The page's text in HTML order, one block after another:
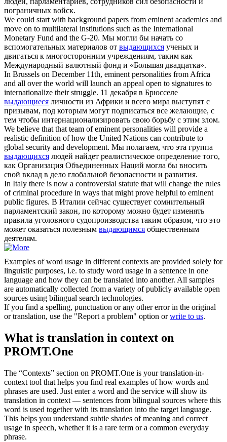
пограничных войск.
We could start with background papers from eminentacademics and
move on to multilateral institutions such as the International
Monetary Fund and the G-20. Мы могли бы начать со
вспомогательных материалов от выдающихся ученых и
двигаться к многосторонним учреждениям, таким как
Международный валютный фонд и «Большая двадцатка».
In Brussels on December 11th, eminentpersonalities from Africa
and all over the world will launch an appeal open to signatures to
internationalize their struggle. 11 декабря в Брюсселе
выдающиеся личности из Африки и всего мира выступят с
призывам, под которым могут подписаться все желающие, с
тем чтобы интернационализировать свою борьбу с этим злом.
We believe that that team ofeminentpersonalities will provide a
realistic definition of how the United Nations can contribute to
global security and development. Мы полагаем, что эта группа
выдающихся людей найдет реалистическое определение того,
как Организация Объединенных Наций могла бы вносить
свой вклад в дело глобальной безопасности и развития.
In Italy there is now a controversial statute that will change the rules
of criminal procedure in ways that might prove helpful to eminent
public figures. В Италии сейчас существует сомнительный
парламентский закон, по которому можно будет изменять
правила уголовного судопроизводства таким образом, что это
может оказаться полезным выдающимся общественным
деятелям.
Examples of word usage in different contexts are provided solely for
linguistic purposes, i.e. to study word usage in a sentence in one
language and how they can be translated into another. All samples
are automatically collected from a variety of publicly available open
sources using bilingual search technologies.
If you find a spelling, punctuation or any other error in the original
or translation, use the "Report a problem" option orwrite to us.
What is translation in context on
PROMT.One
The “Contexts” section on PROMT.One is your translation-in-
context tool that helps you find real examples of how words and
phrases are used. Just enter a word and the service will show its
translation in context — sentences from bilingual sources where this
word is used together with its translation into the target language.
This helps you understand subtle shades of meaning and correct
usage in speech, whether it is a rare term or a common everyday
phrase.